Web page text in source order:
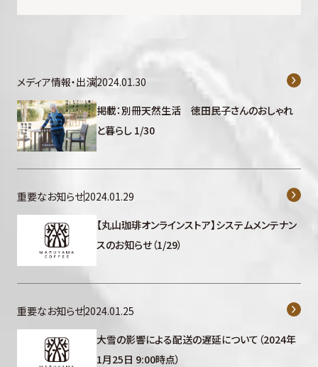
メディア情報・出演2024.01.30
掲載：別冊天然生活 徳田民子さんのおしゃれ
と暮らし 1/30
重要なお知らせ2024.01.29
【丸山珈琲オンラインストア】システムメンテナン
スのお知らせ（1/29）
重要なお知らせ2024.01.25
大雪の影響による配送の遅延について（2024年
1月25日 9:00時点）